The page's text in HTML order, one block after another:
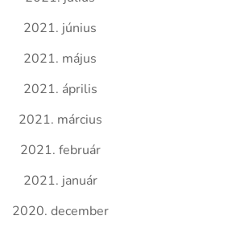
2021. június
2021. május
2021. április
2021. március
2021. február
2021. január
2020. december